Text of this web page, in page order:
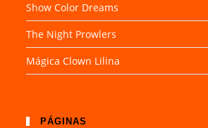
Show Color Dreams
The Night Prowlers
Mágica Clown Lilina
PÁGINAS